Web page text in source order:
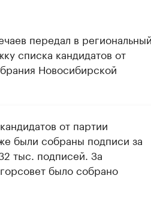
передал в региональный
списка кандидатов от
Новосибирской
от партии
были собраны подписи за
тыс. подписей. За
было собрано